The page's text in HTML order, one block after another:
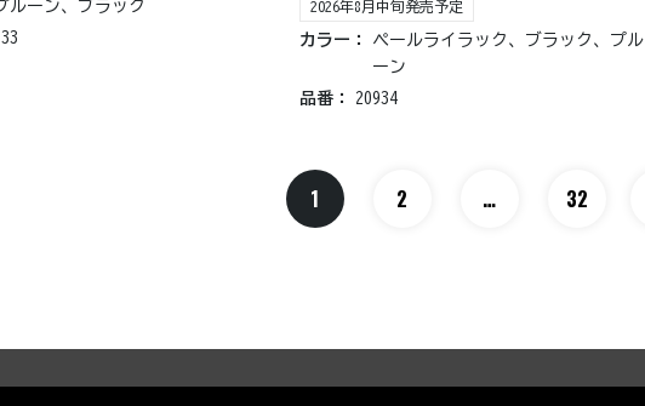
ルーン、ブラック
2026年8月中旬発売予定
カラー：
ペールライラック、ブラック、プル
ーン
品番：
20934
1 2 …中略 32